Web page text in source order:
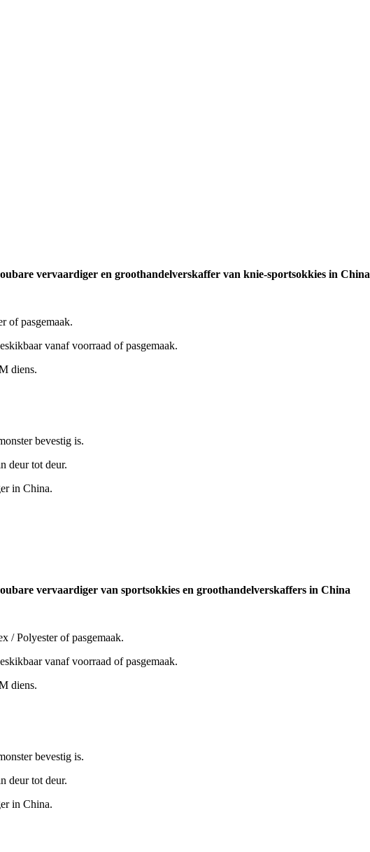
vervaardiger en groothandelverskaffer van knie-sportsokkies in China
of pasgemaak.
vanaf voorraad of pasgemaak.
diens.
bevestig is.
deur tot deur.
in China.
vervaardiger van sportsokkies en groothandelverskaffers in China
/ Polyester of pasgemaak.
vanaf voorraad of pasgemaak.
diens.
bevestig is.
deur tot deur.
in China.